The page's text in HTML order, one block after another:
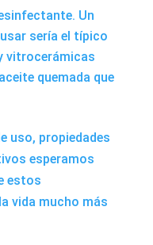
Un
sería el típico
vitrocerámicas
quemada que
uso, propiedades
esperamos
estos
vida mucho más